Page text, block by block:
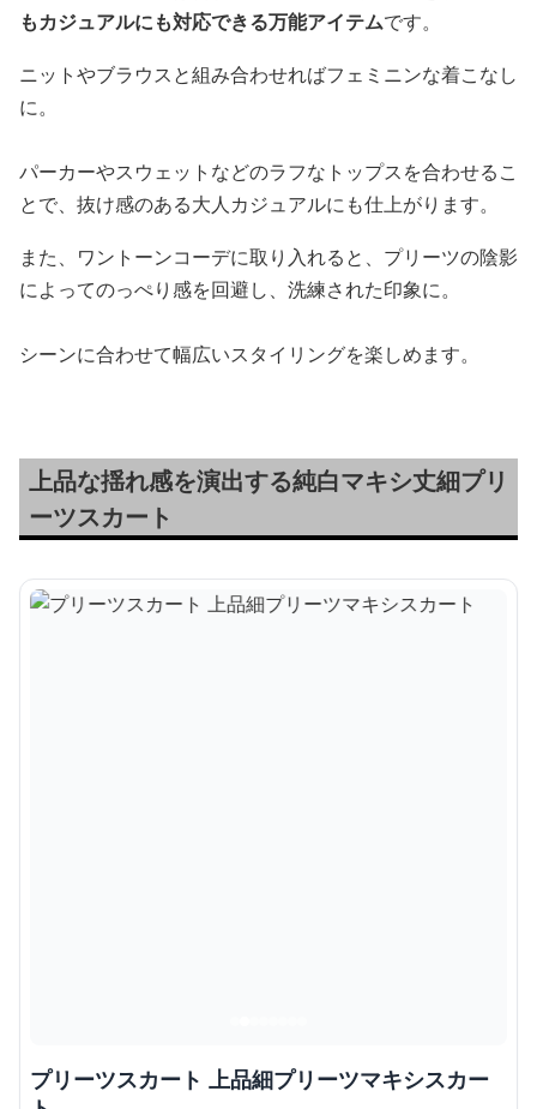
もカジュアルにも対応できる万能アイテムです。
ニットやブラウスと組み合わせればフェミニンな着こなし
に。
パーカーやスウェットなどのラフなトップスを合わせるこ
とで、抜け感のある大人カジュアルにも仕上がります。
また、ワントーンコーデに取り入れると、プリーツの陰影
によってのっぺり感を回避し、洗練された印象に。
シーンに合わせて幅広いスタイリングを楽しめます。
上品な揺れ感を演出する純白マキシ丈細プリ
ーツスカート
プリーツスカート 上品細プリーツマキシスカー